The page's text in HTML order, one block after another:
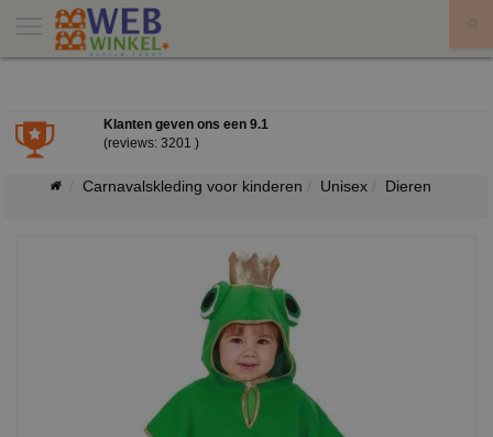
Klanten geven ons een 9.1
(reviews: 3201 )
Carnavalskleding voor kinderen Unisex Dieren